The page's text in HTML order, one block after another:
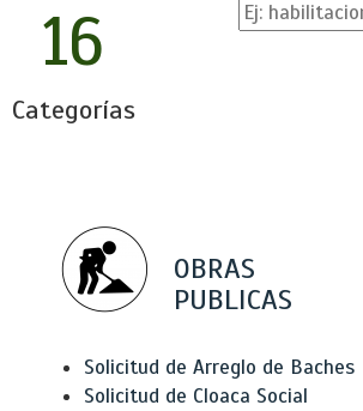
16
Categorías
OBRAS
PUBLICAS
Solicitud de Arreglo de Baches
Solicitud de Cloaca Social